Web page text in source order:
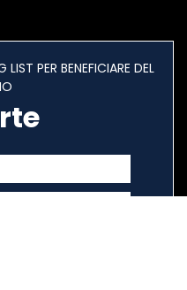
PER BENEFICIARE DEL